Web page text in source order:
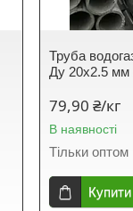
Труба
Ду 20х2.5 мм
79,90 ₴/кг
В наявності
Тільки оптом
Купити